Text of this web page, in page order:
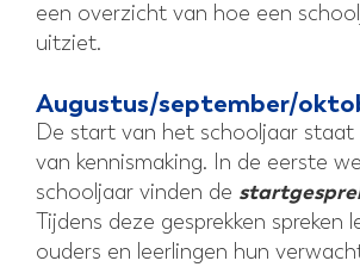
een overzicht van hoe een
uitziet.
Augustus/september/
De start van het schooljaar staat
van kennismaking. In de eerste
schooljaar vinden de
Tijdens deze gesprekken spreken
ouders en leerlingen hun